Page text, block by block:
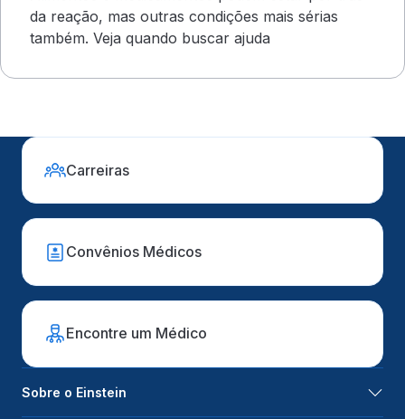
da reação, mas outras condições mais sérias
também. Veja quando buscar ajuda
Carreiras
Convênios Médicos
Encontre um Médico
Sobre o Einstein